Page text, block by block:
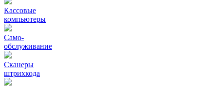
Кассовые
компьютеры
Само-
обслуживание
Сканеры
штрихкода